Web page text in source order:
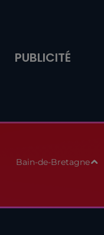
PUBLICITÉ
Bain-de-Bretagne